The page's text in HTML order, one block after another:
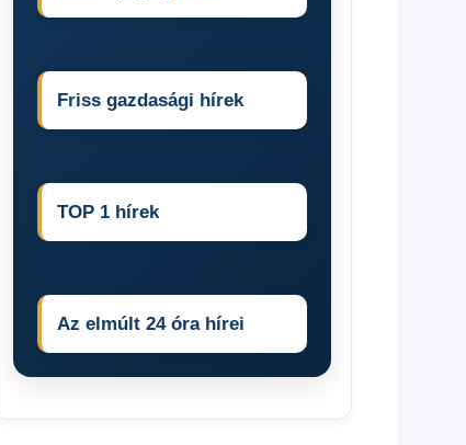
Friss gazdasági hírek
TOP 1 hírek
Az elmúlt 24 óra hírei